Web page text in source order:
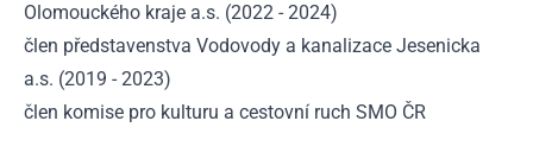
Olomouckého kraje a.s. (2022 - 2024)
člen představenstva Vodovody a kanalizace Jesenicka
a.s. (2019 - 2023)
člen komise pro kulturu a cestovní ruch SMO ČR